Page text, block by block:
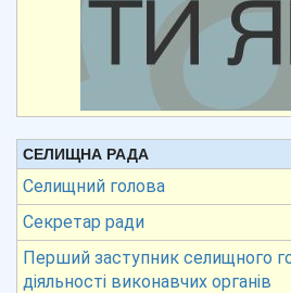
СЕЛИЩНА РАДА
Селищний голова
Секретар ради
Перший заступник селищного
діяльності виконавчих органів